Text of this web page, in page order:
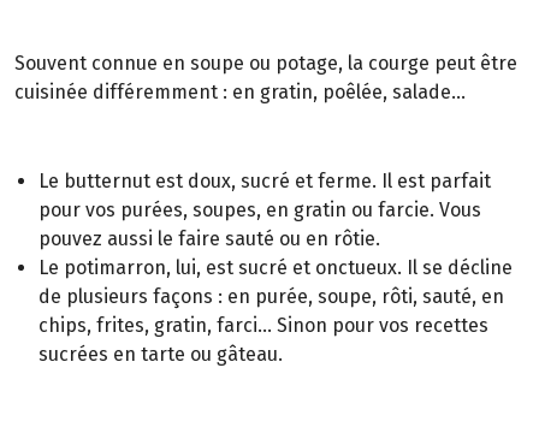
Souvent connue en soupe ou potage, la courge peut être
cuisinée différemment : en gratin, poêlée, salade...
Le butternut est doux, sucré et ferme. Il est parfait
pour vos purées, soupes, en gratin ou farcie. Vous
pouvez aussi le faire sauté ou en rôtie.
Le potimarron, lui, est sucré et onctueux. Il se décline
de plusieurs façons : en purée, soupe, rôti, sauté, en
chips, frites, gratin, farci... Sinon pour vos recettes
sucrées en tarte ou gâteau.